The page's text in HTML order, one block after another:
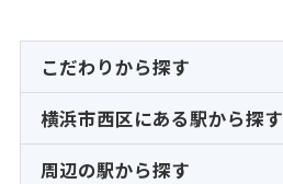
こだわりから探す
横浜市西区にある駅から探す
周辺の駅から探す